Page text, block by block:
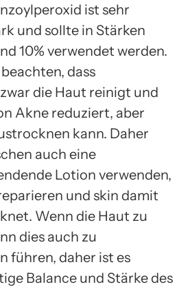
ist sehr
und sollte in Stärken
10% verwendet werden.
dass
die Haut reinigt und
Akne reduziert, aber
kann. Daher
auch eine
Lotion verwenden,
und skin damit
Wenn die Haut zu
dies auch zu
führen, daher ist es
Balance und Stärke des